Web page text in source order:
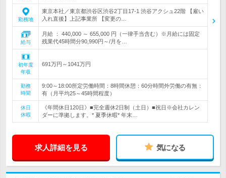
勤務地
東京本社／東京都渋谷区渋谷2丁目17-1 渋谷アクシュ22階 【雇い
入れ直後】上記事業所 【変更の…
給与
月給 ： 440,000 ～ 655,000 円（一律手当含む）※月給には固定
残業代45時間分90,990円～/月を…
初年度
年収
691万円～1041万円
勤務
時間
9:00～18:00所定労働時間：8時間休憩：60分時間外労働の有無：
有（月平均25～45時間程度）
休日
休暇
《年間休日120日》■完全週休2日制（土日）■祝日※会社カレン
ダーに準拠します。* 夏季休暇* 年末…
求人詳細を見る 気になる